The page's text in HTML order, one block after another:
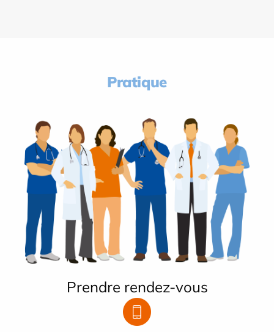
Pratique
Prendre rendez-vous